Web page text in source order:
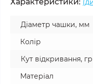
Діаметр чашки, мм
Колір
Кут відкривання, гр
Матеріал